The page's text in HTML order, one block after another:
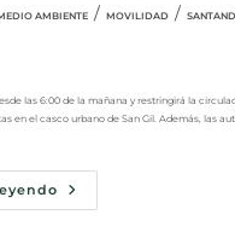
AMBIENTE / MOVILIDAD /
las 6:00 de la mañana y restringirá la
en el casco urbano de San Gil. Además, las